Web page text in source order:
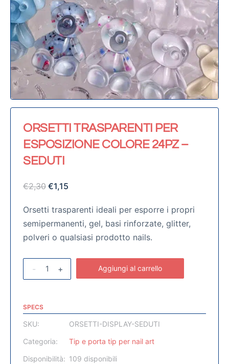
ORSETTI TRASPARENTI PER
ESPOSIZIONE COLORE 24PZ –
SEDUTI
€2,30 €1,15
Orsetti trasparenti ideali per esporre i propri
semipermanenti, gel, basi rinforzate, glitter,
polveri o qualsiasi prodotto nails.
- + Aggiungi al carrello
SPECS
SKU:
ORSETTI-DISPLAY-SEDUTI
Categoria:
Tip e porta tip per nail art
Disponibilità: 109 disponibili